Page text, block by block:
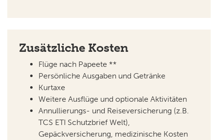
Zusätzliche Kosten
Flüge nach Papeete **
Persönliche Ausgaben und Getränke
Kurtaxe
Weitere Ausflüge und optionale Aktivitäten
Annullierungs- und Reiseversicherung (z.B.
TCS ETI Schutzbrief Welt),
Gepäckversicherung, medizinische Kosten